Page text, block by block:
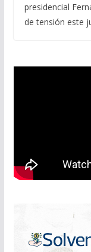
presidencial
de tensión este